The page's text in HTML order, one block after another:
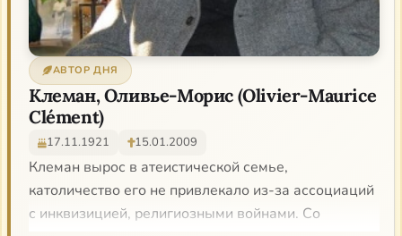
АВТОР ДНЯ
Клеман, Оливье-Морис (Olivier-Maurice
Clément)
17.11.1921 15.01.2009
Клеман вырос в атеистической семье,
католичество его не привлекало из-за ассоциаций
с инквизицией, религиозными войнами. Со